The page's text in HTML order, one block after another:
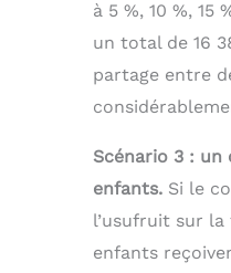
à 5 %, 10 %,
un total de 16
partage entre
Scénario 3 :
enfants. Si le
l’usufruit sur
enfants